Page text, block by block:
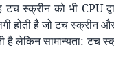
टच स्क्रीन को भी CPU
होती है जो टच स्क्रीन
है लेकिन सामान्यता:-टच